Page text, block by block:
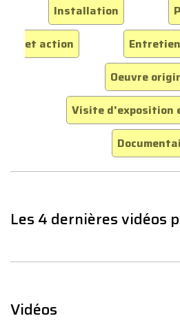
Installation
et action
Oeuvre
Visite d'exposition
Les 4 dernières vidéos
Vidéos